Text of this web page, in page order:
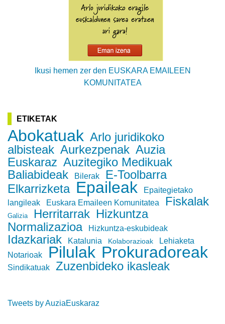
Ikusi hemen zer den EUSKARA EMAILEEN
KOMUNITATEA
ETIKETAK
Abokatuak Arlo juridikoko
albisteak Aurkezpenak Auzia
Euskaraz Auzitegiko Medikuak
Baliabideak
Bilerak
E-Toolbarra
Elkarrizketa Epaileak
Epaitegietako
langileak
Euskara Emaileen Komunitatea Fiskalak
Galizia Herritarrak Hizkuntza
Normalizazioa
Hizkuntza-eskubideak
Idazkariak Katalunia Kolaborazioak
Lehiaketa
Notarioak
Pilulak Prokuradoreak
Sindikatuak Zuzenbideko ikasleak
Tweets by AuziaEuskaraz